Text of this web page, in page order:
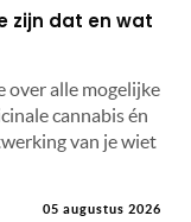
zijn dat en wat
over alle mogelijke
cannabis én
van je wiet
05 augustus 2026